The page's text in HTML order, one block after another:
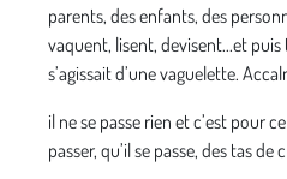
parents, des enfants, des
vaquent, lisent, devisent...et
s’agissait d’une vaguelette.
il ne se passe rien et c’est pour
passer, qu’il se passe, des tas de